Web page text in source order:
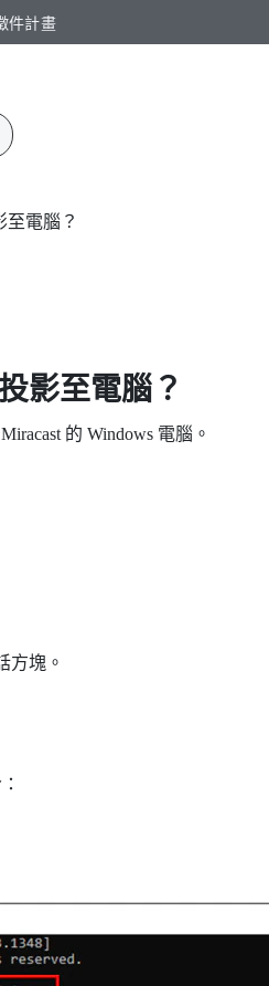
件計畫​
至電腦？
投影至電腦？
Miracast的 Windows電腦。
方塊。